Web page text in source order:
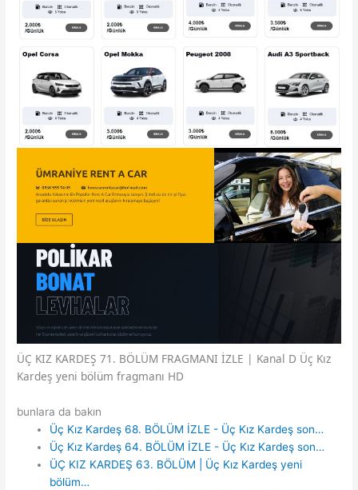
ÜÇ KIZ KARDEŞ 71. BÖLÜM FRAGMANI İZLE | Kanal D Üç Kız
Kardeş yeni bölüm fragmanı HD
bunlara da bakın
Üç Kız Kardeş 68. BÖLÜM İZLE - Üç Kız Kardeş son…
Üç Kız Kardeş 64. BÖLÜM İZLE - Üç Kız Kardeş son…
ÜÇ KIZ KARDEŞ 63. BÖLÜM | Üç Kız Kardeş yeni
bölüm…